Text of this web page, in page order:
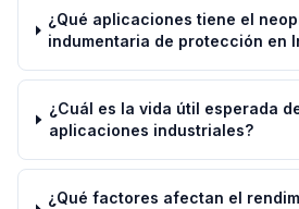
¿Qué aplicaciones tiene el
indumentaria de protección en
¿Cuál es la vida útil esperada
aplicaciones industriales?
¿Qué factores afectan el